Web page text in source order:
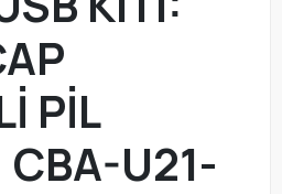
PİL
CBA-U21-